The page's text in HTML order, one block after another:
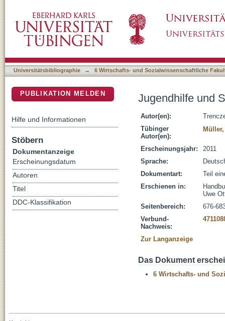
Universitätsbibliographie → 6 Wirtschafts- und Sozialwissenschaftliche
Jugendhilfe und
Autor(en):
Tübinger
Autor(en):
Erscheinungsjahr:
2011
Sprache:
Dokumentart:
Teil
Erschienen in:
Uwe
Seitenbereich:
676-
Verbund-
Nachweis:
Zur Langanzeige
Das Dokument
6 Wirtschafts- und
PUBLIKATION MELDEN
Hilfe und Informationen
Stöbern
Dokumentanzeige
Erscheinungsdatum
Autoren
Titel
DDC-Klassifikation